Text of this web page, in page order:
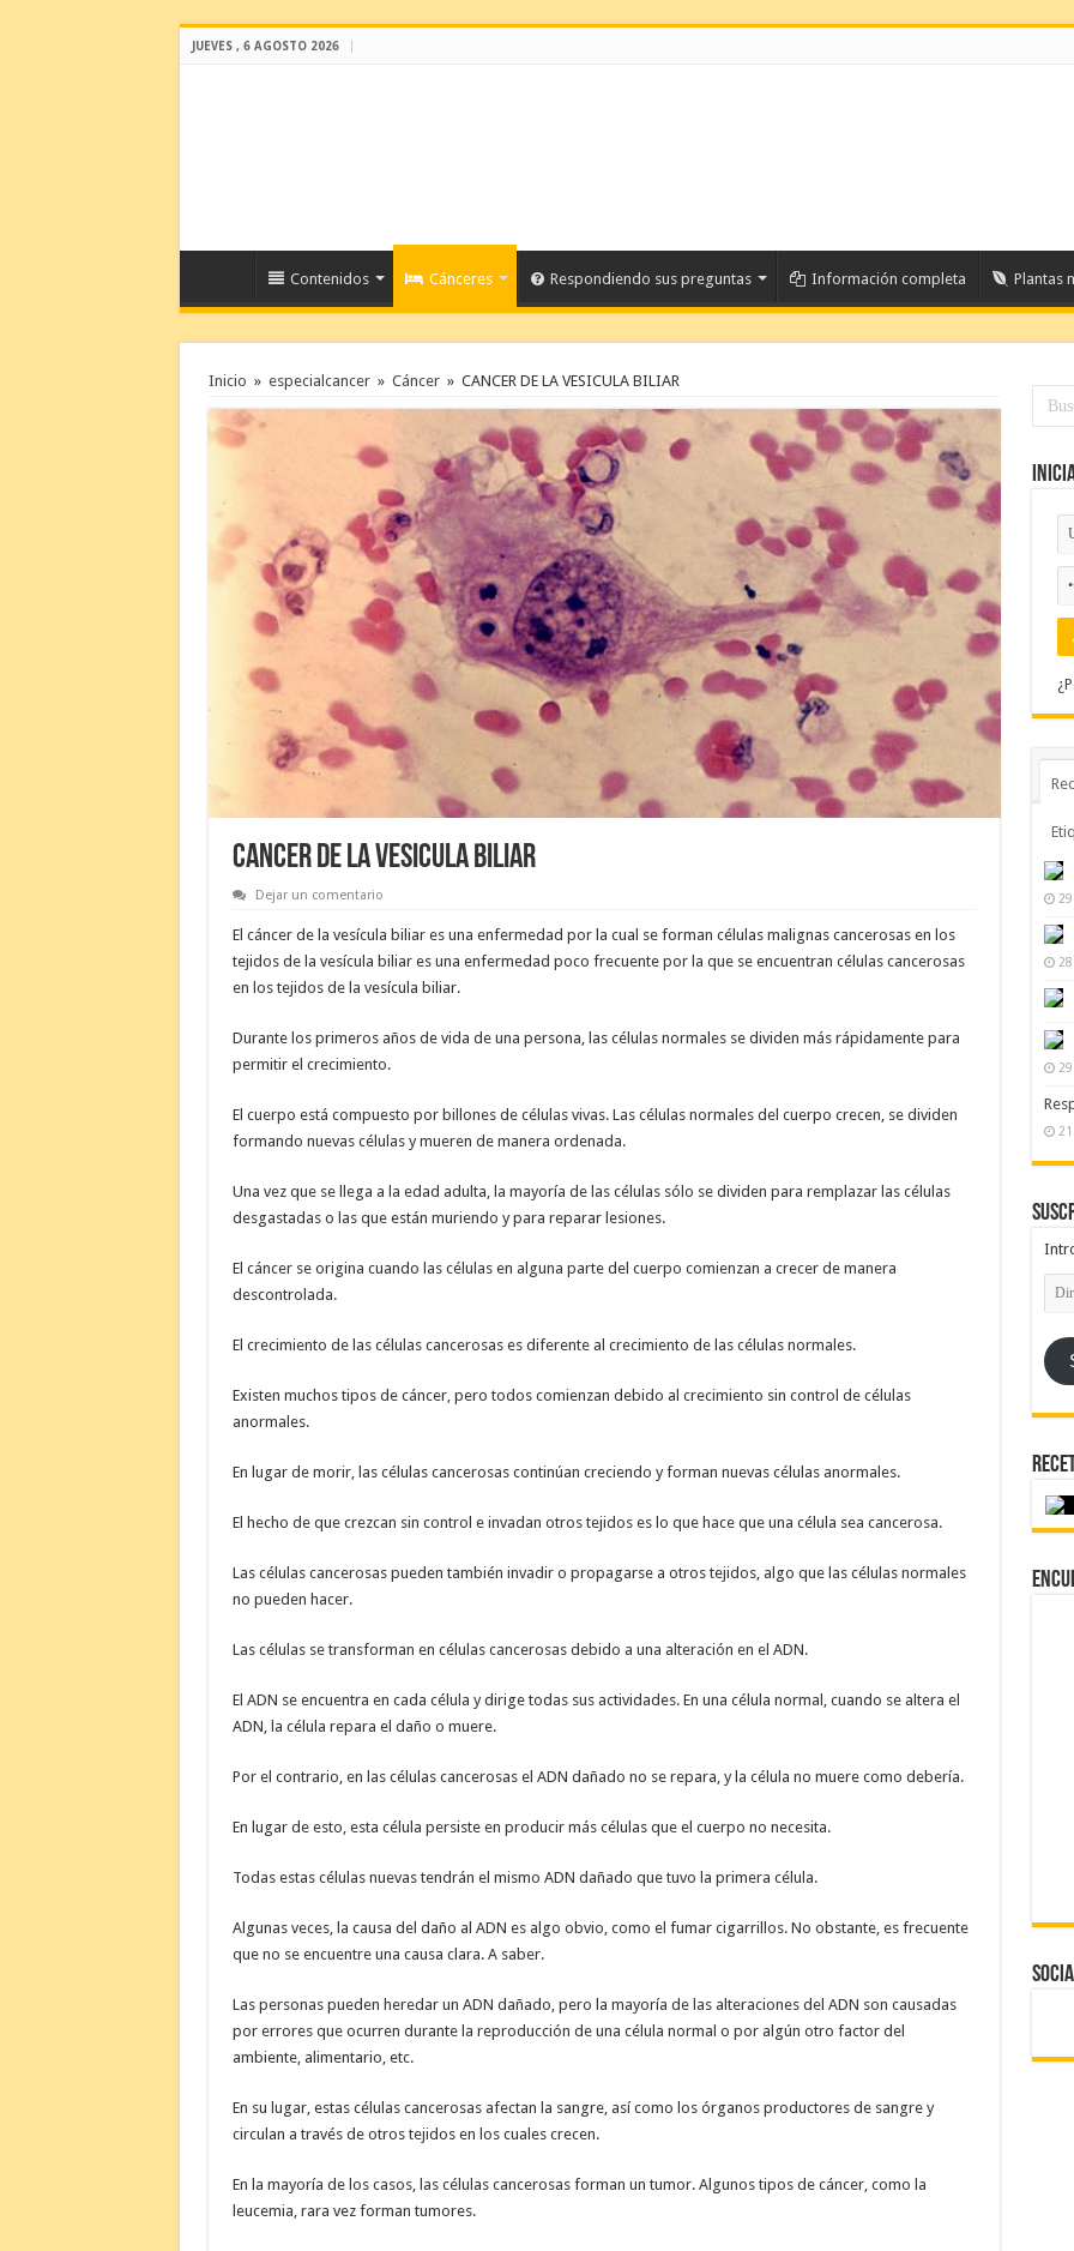
JUEVES , 6 AGOSTO 2026
Contenidos Cánceres Respondiendo sus preguntas Información completa Plantas
Inicio » especialcancer » Cáncer » CANCER DE LA VESICULA BILIAR
CANCER DE LA VESICULA BILIAR
Dejar un comentario
El cáncer de la vesícula biliar es una enfermedad por la cual se forman células malignas cancerosas en los
tejidos de la vesícula biliar es una enfermedad poco frecuente por la que se encuentran células cancerosas
en los tejidos de la vesícula biliar.
Durante los primeros años de vida de una persona, las células normales se dividen más rápidamente para
permitir el crecimiento.
El cuerpo está compuesto por billones de células vivas. Las células normales del cuerpo crecen, se dividen
formando nuevas células y mueren de manera ordenada.
Una vez que se llega a la edad adulta, la mayoría de las células sólo se dividen para remplazar las células
desgastadas o las que están muriendo y para reparar lesiones.
El cáncer se origina cuando las células en alguna parte del cuerpo comienzan a crecer de manera
descontrolada.
El crecimiento de las células cancerosas es diferente al crecimiento de las células normales.
Existen muchos tipos de cáncer, pero todos comienzan debido al crecimiento sin control de células
anormales.
En lugar de morir, las células cancerosas continúan creciendo y forman nuevas células anormales.
El hecho de que crezcan sin control e invadan otros tejidos es lo que hace que una célula sea cancerosa.
Las células cancerosas pueden también invadir o propagarse a otros tejidos, algo que las células normales
no pueden hacer.
Las células se transforman en células cancerosas debido a una alteración en el ADN.
El ADN se encuentra en cada célula y dirige todas sus actividades. En una célula normal, cuando se altera el
ADN, la célula repara el daño o muere.
Por el contrario, en las células cancerosas el ADN dañado no se repara, y la célula no muere como debería.
En lugar de esto, esta célula persiste en producir más células que el cuerpo no necesita.
Todas estas células nuevas tendrán el mismo ADN dañado que tuvo la primera célula.
Algunas veces, la causa del daño al ADN es algo obvio, como el fumar cigarrillos. No obstante, es frecuente
que no se encuentre una causa clara. A saber.
Las personas pueden heredar un ADN dañado, pero la mayoría de las alteraciones del ADN son causadas
por errores que ocurren durante la reproducción de una célula normal o por algún otro factor del
ambiente, alimentario, etc.
En su lugar, estas células cancerosas afectan la sangre, así como los órganos productores de sangre y
circulan a través de otros tejidos en los cuales crecen.
En la mayoría de los casos, las células cancerosas forman un tumor. Algunos tipos de cáncer, como la
leucemia, rara vez forman tumores.
de